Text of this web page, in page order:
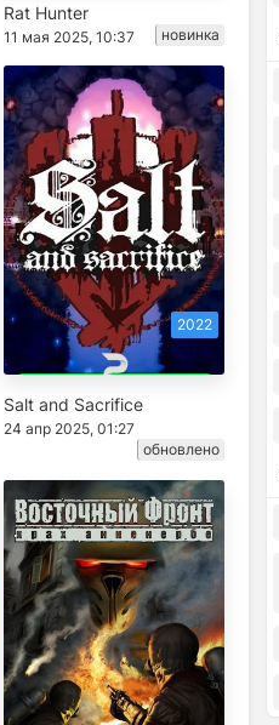
Rat Hunter
11 мая 2025, 10:37 новинка
2022
Salt and Sacrifice
24 апр 2025, 01:27
обновлено